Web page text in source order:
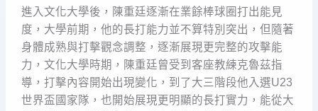
進入文化大學後，陳重廷逐漸在業餘棒球圈打出能見
度，大學前期，他的長打能力並不算特別突出，但隨著
身體成熟與打擊觀念調整，逐漸展現更完整的攻擊能
力，文化大學時期，陳重廷曾受到客座教練克魯茲指
導，打擊內容開始出現變化，到了大三階段他入選U23
世界盃國家隊，也開始展現更明顯的長打實力，能從大